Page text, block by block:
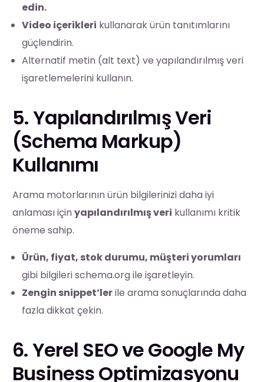
edin.
Video içerikleri kullanarak ürün tanıtımlarını
güçlendirin.
Alternatif metin (alt text) ve yapılandırılmış veri
işaretlemelerini kullanın.
5. Yapılandırılmış Veri
(Schema Markup)
Kullanımı
Arama motorlarının ürün bilgilerinizi daha iyi
anlaması içinyapılandırılmış veri kullanımı kritik
öneme sahip.
Ürün, fiyat, stok durumu, müşteri yorumları
gibi bilgileri schema.org ile işaretleyin.
Zengin snippet’lerile arama sonuçlarında daha
fazla dikkat çekin.
6. Yerel SEO ve Google My
Business Optimizasyonu